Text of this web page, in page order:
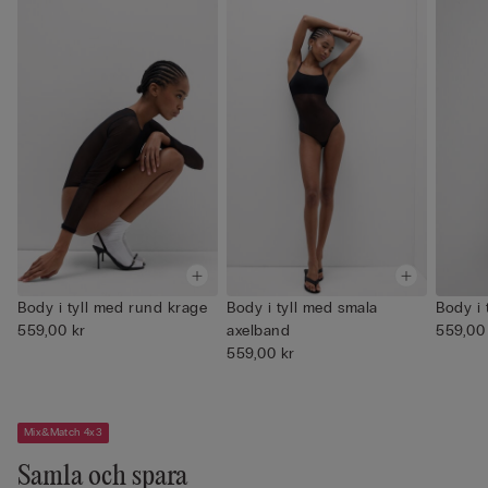
Body i tyll med rund krage
559,00 kr
Body i tyll med smala
axelband
559,00 kr
Body i
Mix&Match 4x3
Samla och spara